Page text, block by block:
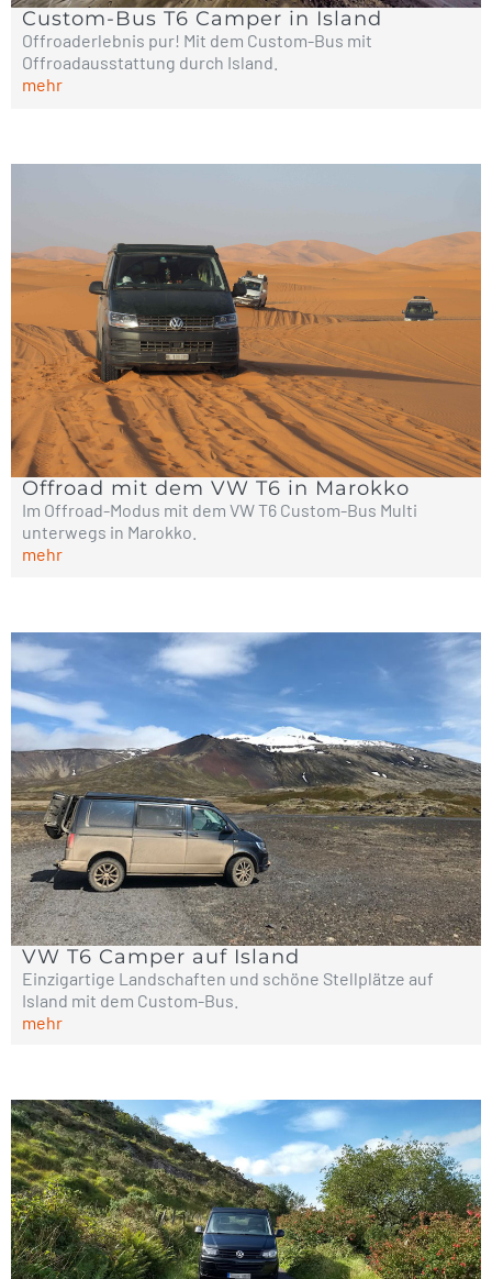
Custom-Bus T6 Camper in Island
Offroaderlebnis pur! Mit dem Custom-Bus mit
Offroadausstattung durch Island.
mehr
Offroad mit dem VW T6 in Marokko
Im Offroad-Modus mit dem VW T6 Custom-Bus Multi
unterwegs in Marokko.
mehr
VW T6 Camper auf Island
Einzigartige Landschaften und schöne Stellplätze auf
Island mit dem Custom-Bus.
mehr